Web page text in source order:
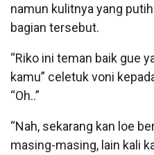
namun kulitnya yang
bagian tersebut.
“Riko ini teman baik gue
kamu” celetuk voni
“Oh..”
“Nah, sekarang kan loe
masing-masing, lain kali